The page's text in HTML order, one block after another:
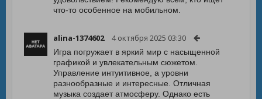
что-то особенное на мобильном.
alina-1374602 4 октября 2025 03:30
Игра погружает в яркий мир с насыщенной
графикой и увлекательным сюжетом.
Управление интуитивное, а уровни
разнообразные и интересные. Отличная
музыка создает атмосферу. Однако есть